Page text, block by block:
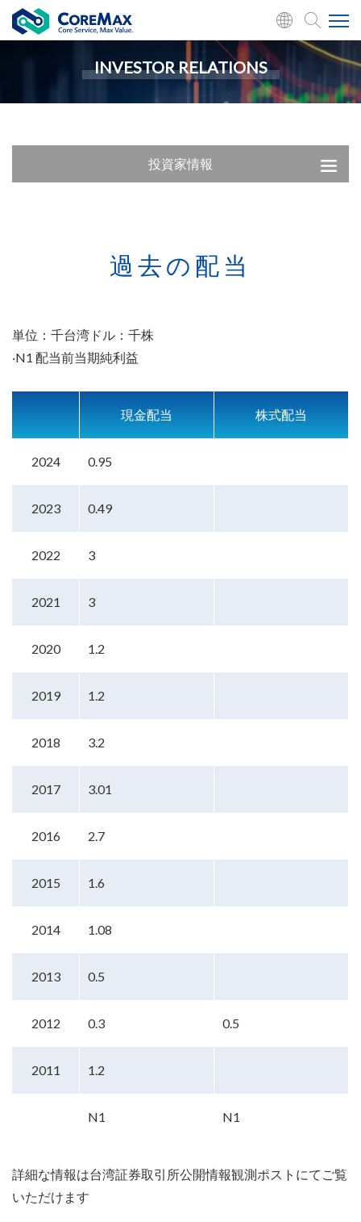
INVESTOR RELATIONS
投資家情報
過去の配当
単位：千台湾ドル：千株
‧N1 配当前当期純利益
現金配当 株式配当
2024 0.95
2023 0.49
2022 3
2021 3
2020 1.2
2019 1.2
2018 3.2
2017 3.01
2016 2.7
2015 1.6
2014 1.08
2013 0.5
2012 0.3 0.5
2011 1.2
N1 N1
詳細な情報は台湾証券取引所公開情報観測 ポストにてご覧
いただけます